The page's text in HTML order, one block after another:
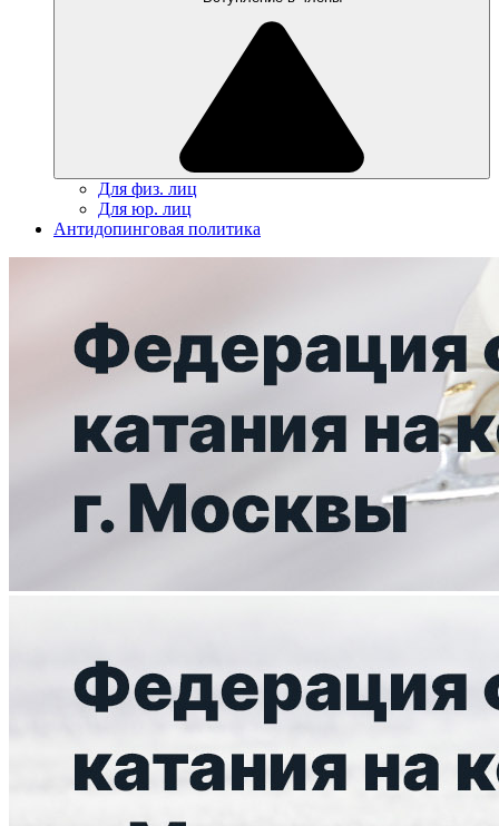
Для физ. лиц
Для юр. лиц
Антидопинговая политика